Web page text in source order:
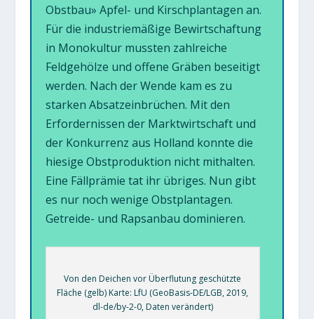
Obstbau» Apfel- und Kirschplantagen an.
Für die industriemäßige Bewirtschaftung
in Monokultur mussten zahlreiche
Feldgehölze und offene Gräben beseitigt
werden. Nach der Wende kam es zu
starken Absatzeinbrüchen. Mit den
Erfordernissen der Marktwirtschaft und
der Konkurrenz aus Holland konnte die
hiesige Obstproduktion nicht mithalten.
Eine Fällprämie tat ihr übriges. Nun gibt
es nur noch wenige Obstplantagen.
Getreide- und Rapsanbau dominieren.
Von den Deichen vor Überflutung geschützte
Fläche (gelb) Karte: LfU (GeoBasis-DE/LGB, 2019,
dl-de/by-2-0, Daten verändert)